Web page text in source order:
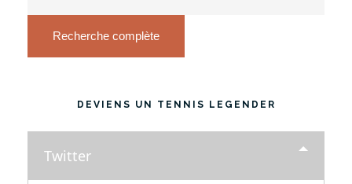
Recherche complète
DEVIENS UN TENNIS LEGENDER
Twitter